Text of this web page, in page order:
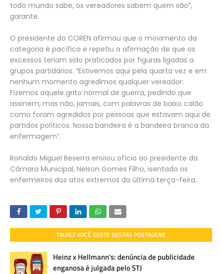
todo mundo sabe, os vereadores sabem quem são”,
garante.
O presidente do COREN afirmou que o movimento da
categoria é pacífico e repetiu a afirmação de que os
excessos teriam sido praticados por figuras ligadas a
grupos partidários. “Estivemos aqui pela quarta vez e em
nenhum momento agredimos qualquer vereador.
Fizemos aquele grito normal de guerra, pedindo que
assinem, mas não, jamais, com palavras de baixo calão
como foram agredidos por pessoas que estavam aqui de
partidos políticos. Nossa bandeira é a bandeira branca da
enfermagem”.
Ronaldo Miguel Beserra enviou ofício ao presidente da
Câmara Municipal, Nelson Gomes Filho, isentado os
enfermeiros dos atos extremos da última terça-feira.
TALVEZ VOCÊ GOSTE DESTAS POSTAGENS
Heinz x Hellmann's: denúncia de publicidade
enganosa é julgada pelo STJ